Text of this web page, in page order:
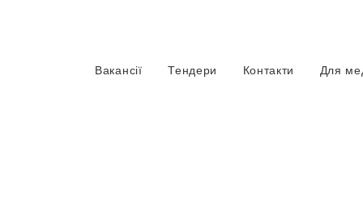
Вакансії Тендери Контакти Для